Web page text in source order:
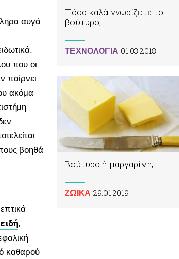
αυγά
που οι
παίρνει
ακόμα
βοηθά
,
καθαρού
Πόσο καλά γνωρίζετε το
βούτυρο;
ΤΕΧΝΟΛΟΓΙΑ 01.03.2018
Βούτυρο ή μαργαρίνη;
ΖΩΙΚA 29.01.2019